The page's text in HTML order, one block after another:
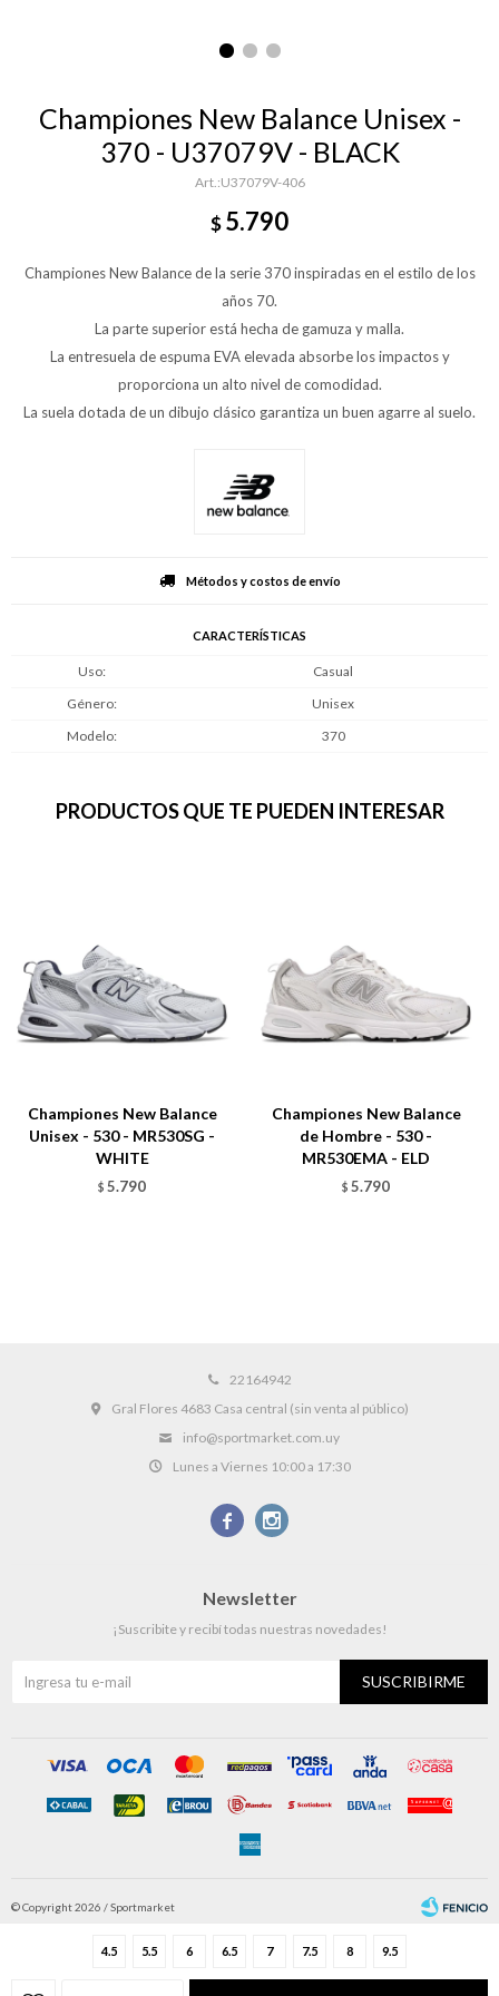
Championes New Balance Unisex -
370 - U37079V - BLACK
U37079V-406
$5.790
Championes New Balance de la serie 370 inspiradas en el estilo de los
años 70.
La parte superior está hecha de gamuza y malla.
La entresuela de espuma EVA elevada absorbe los impactos y
proporciona un alto nivel de comodidad.
La suela dotada de un dibujo clásico garantiza un buen agarre al suelo.
4.5 5.5 6 6.5 7 7.5 8 9.5
Métodos y costos de envío
CARACTERÍSTICAS
Uso
Casual
Género
Unisex
Modelo
370
PRODUCTOS QUE TE PUEDEN INTERESAR
Championes New Balance
Unisex - 530 - MR530SG -
WHITE
$ 5.790
Championes New Balance
de Hombre - 530 -
MR530EMA - ELD
$ 5.790
22164942
Gral Flores 4683 Casa central (sin venta al público)
info@sportmarket.com.uy
Lunes a Viernes 10:00 a 17:30
 
Newsletter
¡Suscribite y recibí todas nuestras novedades!
SUSCRIBIRME
© Copyright 2026 / Sportmarket